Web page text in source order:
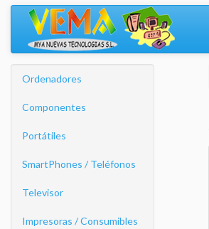
Ordenadores
Componentes
Portátiles
SmartPhones / Teléfonos
Televisor
Impresoras / Consumibles